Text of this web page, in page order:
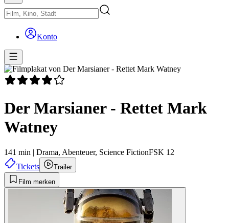
Konto
Der Marsianer - Rettet Mark
Watney
141 min | Drama, Abenteuer, Science FictionFSK 12
Tickets
Trailer
Film merken